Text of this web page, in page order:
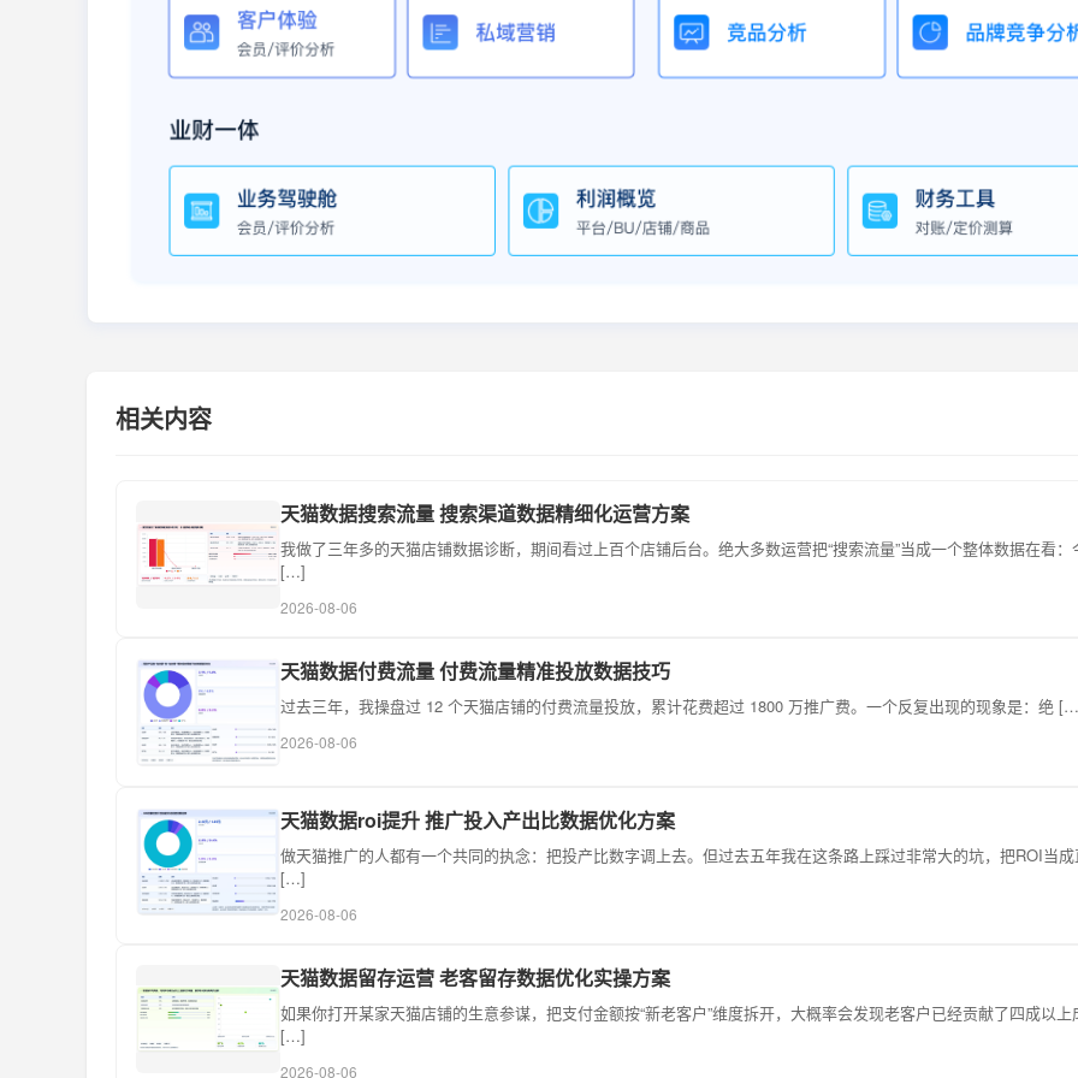
相关内容
天猫数据搜索流量 搜索渠道数据精细化运营方案
我做了三年多的天猫店铺数据诊断，期间看过上百个店铺后台。绝大多数运营把“搜索流量”当成一个整体数据在看：
[…]
2026-08-06
天猫数据付费流量 付费流量精准投放数据技巧
过去三年，我操盘过 12 个天猫店铺的付费流量投放，累计花费超过 1800 万推广费。一个反复出现的现象是：绝
2026-08-06
天猫数据roi提升 推广投入产出比数据优化方案
做天猫推广的人都有一个共同的执念：把投产比数字调上去。但过去五年我在这条路上踩过非常大的坑，把ROI当
[…]
2026-08-06
天猫数据留存运营 老客留存数据优化实操方案
如果你打开某家天猫店铺的生意参谋，把支付金额按“新老客户”维度拆开，大概率会发现老客户已经贡献了四成以上
[…]
2026-08-06